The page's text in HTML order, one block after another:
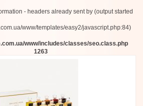
- headers already sent by (output started
www/templates/easy2/javascript.php:84)
www/includes/classes/seo.class.php
1263